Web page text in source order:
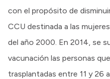
con el propósito de
CCU destinada a las
del año 2000. En 2014, se
vacunación las personas
trasplantadas entre 11 y 26